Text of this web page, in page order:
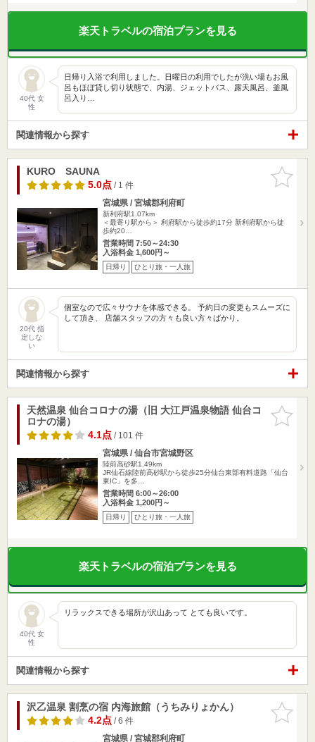
楽天トラベルの宿泊プランを見る
40代 女
性
日帰り入浴で利用しました。日曜日の利用でしたが洗い場もお風
呂もほぼ貸し切り状態で、内湯、ジェットバス、露天風呂、釜風
呂入り…
関連情報から探す
お気に入
りに追加
KURO SAUNA
5.0点/ 1 件
宮城県 / 宮城郡利府町
新利府駅1.07km
＜最寄り駅から＞ 利府駅から徒歩約17分 新利府駅から徒
歩約20…
営業時間 7:50～24:30
入浴料金 1,600円～
日帰り ひとり旅・一人旅
20代 指
定しな
い
個室なので広々サウナを体感できる。 予約日の変更もスムーズに
して頂き、 店舗スタッフの方々も良い方々ばかり。
関連情報から探す
お気に入
りに追加
天然温泉 仙台コロナの湯（旧 大江戸温泉物語 仙台コ
ロナの湯）
4.1点/ 101 件
宮城県 / 仙台市宮城野区
陸前高砂駅1.49km
JR仙石線陸前高砂駅から徒歩25分仙台東部有料道路「仙台
東IC」を多…
営業時間 6:00～26:00
入浴料金 1,200円～
日帰り ひとり旅・一人旅
楽天トラベルの宿泊プランを見る
40代 女
性
リラックスできる場所が沢山あって とても良いです。
関連情報から探す
お気に入
りに追加
沢乙温泉 割烹の宿 内海旅館（うちみりょかん）
4.2点/ 6 件
宮城県 / 宮城郡利府町